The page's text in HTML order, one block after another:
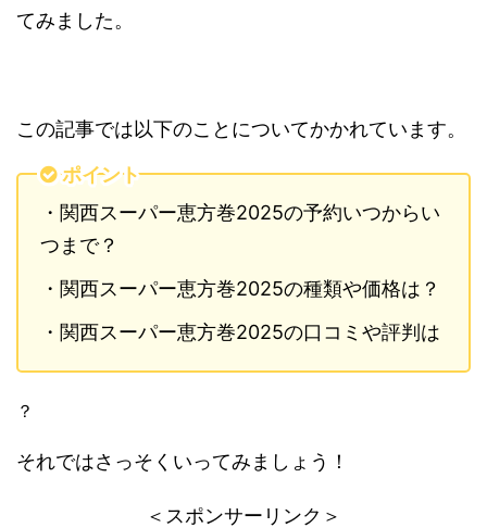
てみました。
この記事では以下のことについてかかれています。
ポイント
・関西スーパー恵方巻2025の予約いつからい
つまで？
・関西スーパー恵方巻2025の種類や価格は？
・関西スーパー恵方巻2025の口コミや評判は
？
それではさっそくいってみましょう！
＜スポンサーリンク＞